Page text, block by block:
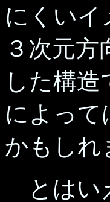
にくいイ
３次元
した構
によって
かもしれ
とはい